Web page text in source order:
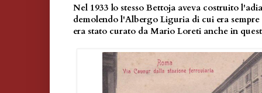
Nel 1933 lo stesso Bettoja aveva costruito
demolendo l'Albergo Liguria di cui era
era stato curato da Mario Loreti anche in